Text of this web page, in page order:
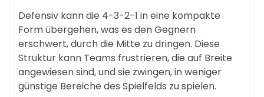
Defensiv kann die 4-3-2-1 in eine kompakte
Form übergehen, was es den Gegnern
erschwert, durch die Mitte zu dringen. Diese
Struktur kann Teams frustrieren, die auf Breite
angewiesen sind, und sie zwingen, in weniger
günstige Bereiche des Spielfelds zu spielen.